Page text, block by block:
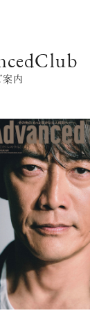
【フィリップス
の巨匠のアイ
禁断の不倫が
出す“振りきっ
谷崎映画『鍵
か？
俳優
吹越 満
案内